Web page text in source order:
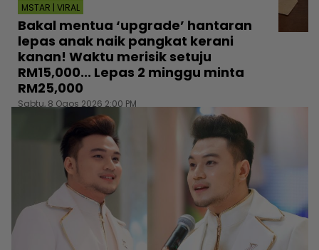
MSTAR | VIRAL
Bakal mentua ‘upgrade’ hantaran
lepas anak naik pangkat kerani
kanan! Waktu merisik setuju
RM15,000... Lepas 2 minggu minta
RM25,000
Sabtu, 8 Ogos 2026 2:00 PM